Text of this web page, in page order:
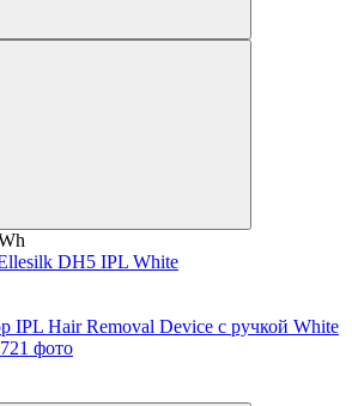
DH5 IPL White